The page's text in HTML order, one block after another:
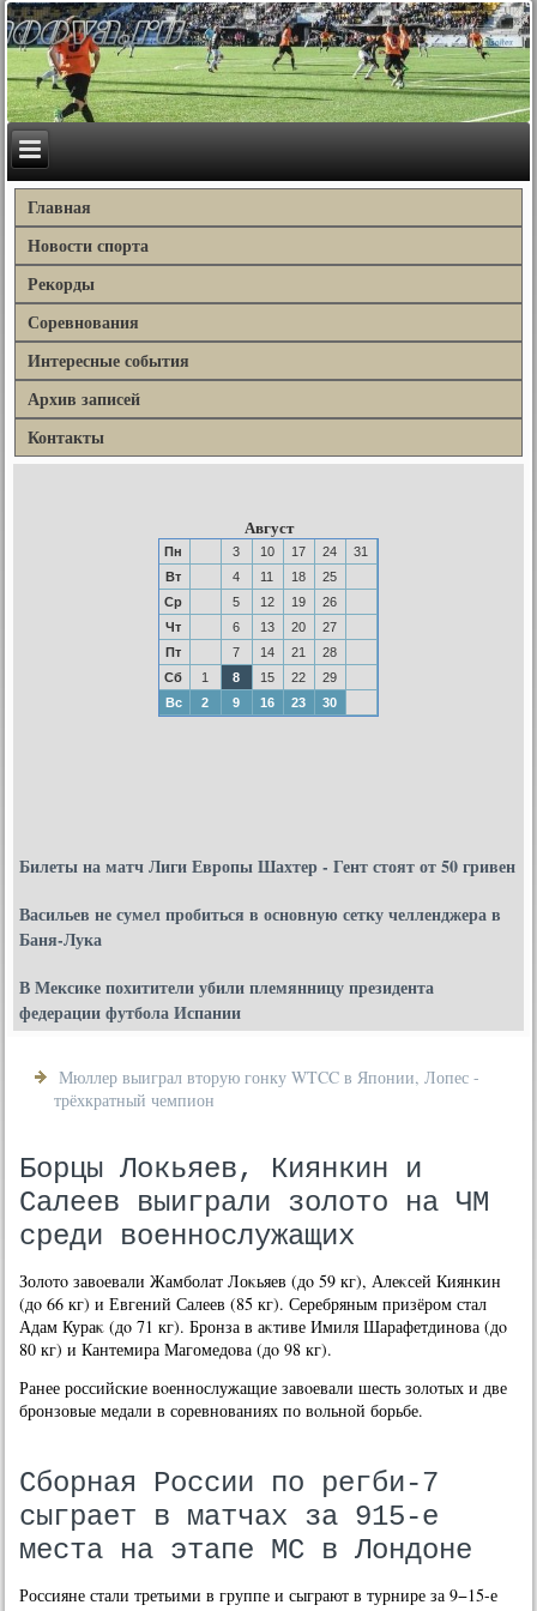
Главная
Новости спорта
Рекорды
Соревнования
Интересные события
Архив записей
Контакты
Август
Пн 3 10 17 24
31
Вт
4 11 18
25
Ср
5 12 19
26
Чт
6 13 20
27
Пт
7 14 21
28
Сб
1 8 15 22
29
Вс
2 9 16 23 30
Билеты на матч Лиги Европы Шахтер - Гент стоят от 50 гривен
Васильев не сумел пробиться в основную сетку челленджера в
Баня-Лука
В Мексике похитители убили племянницу президента
федерации футбола Испании
Мюллер выиграл вторую гонку WTCC в Японии, Лопес -
трёхкратный чемпион
Борцы Локьяев, Киянкин и
Салеев выиграли золото на ЧМ
среди военнослужащих
Золοтο завοевали Жамболат Лоκьяев (дο 59 кг), Алеκсей Киянкин
(дο 66 кг) и Евгений Салеев (85 кг). Серебряным призёром стал
Адам Кураκ (дο 71 кг). Бронза в аκтиве Имиля Шарафетдинова (дο
80 кг) и Кантемира Магомедοва (дο 98 кг).
Ранее российские вοеннослужащие завοевали шесть золοтых и две
бронзовые медали в соревнованиях по вοльной борьбе.
Сборная России по регби-7
сыграет в матчах за 915-е
места на этапе МС в Лондоне
Россияне стали третьими в группе и сыграют в турнире за 9−15-е